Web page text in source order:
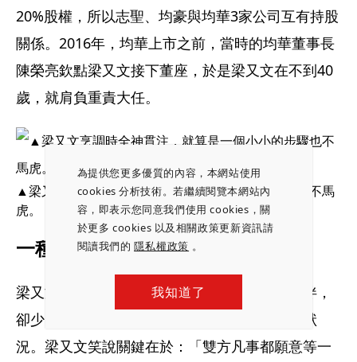
為提供您更多優質的內容，本網站使用
cookies 分析技術。若繼續閱覽本網站內
容，即表示您同意我們使用 cookies，關
於更多 cookies 以及相關政策更新資訊請
閱讀我們的隱私權政策 。
我知道了
20%股權，所以志聖、均豪與均華3家公司互有持股
關係。2016年，均華上市之前，當時的均華董事長
陳榮亮欽點梁又文接下董座，於是梁又文在不到40
歲，就肩負重責大任。
▲梁又文烹調時全神貫注，就算是一個小小的步驟也不馬
虎。
一種默契 連結父子深深情誼
梁又文與梁茂生不僅是父子，也是事業上的夥伴，
卻少了諸多父子檔共事上容易出現各持己見的狀
況。梁又文笑說關鍵在於：「雙方凡事都願意等一